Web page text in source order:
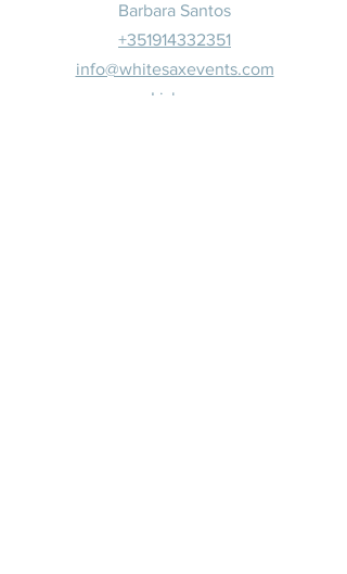
Barbara Santos
+351914332351
info@whitesaxevents.com
Lisboa